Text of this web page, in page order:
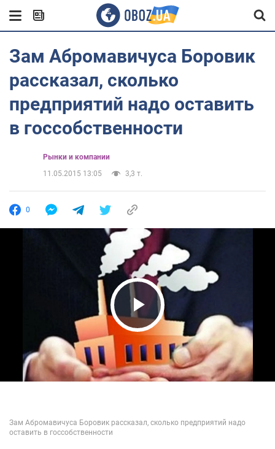
Зам Абромавичуса Боровик
рассказал, сколько
предприятий надо оставить
в госсобственности
Рынки и компании
11.05.2015 13:05
3,3 т.
0
Play Video